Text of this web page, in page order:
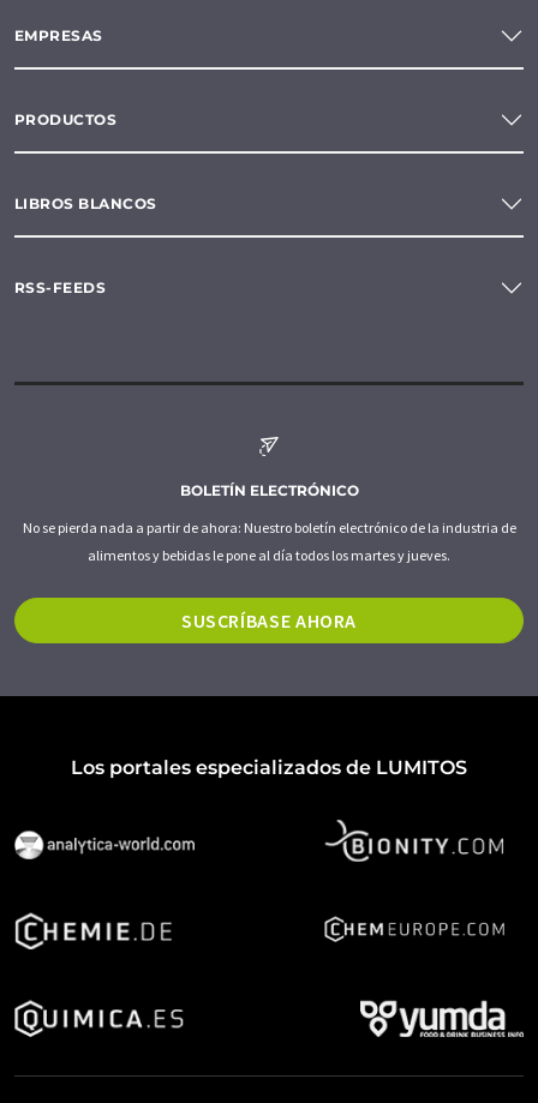
EMPRESAS
PRODUCTOS
LIBROS BLANCOS
RSS-FEEDS
BOLETÍN ELECTRÓNICO
No se pierda nada a partir de ahora: Nuestro boletín electrónico de la industria de
alimentos y bebidas le pone al día todos los martes y jueves.
SUSCRÍBASE AHORA
Los portales especializados de LUMITOS